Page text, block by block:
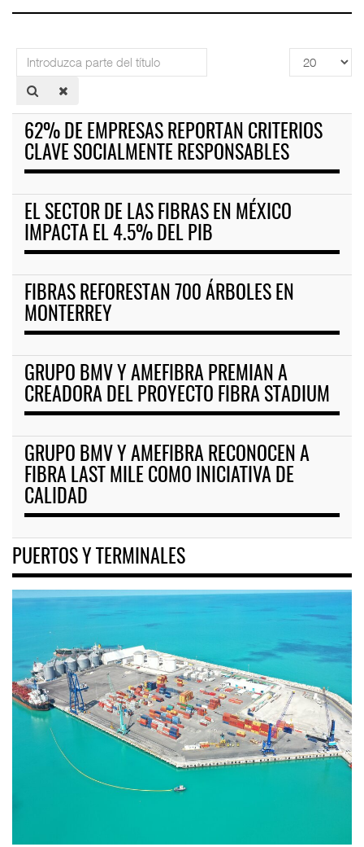
Introduzca
parte
del
Cantidad
a
62% DE EMPRESAS REPORTAN CRITERIOS
CLAVE SOCIALMENTE RESPONSABLES
EL SECTOR DE LAS FIBRAS EN MÉXICO
IMPACTA EL 4.5% DEL PIB
FIBRAS REFORESTAN 700 ÁRBOLES EN
MONTERREY
GRUPO BMV Y AMEFIBRA PREMIAN A
CREADORA DEL PROYECTO FIBRA STADIUM
GRUPO BMV Y AMEFIBRA RECONOCEN A
FIBRA LAST MILE COMO INICIATIVA DE
CALIDAD
PUERTOS Y TERMINALES